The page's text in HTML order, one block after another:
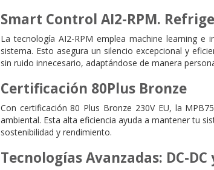
Smart Control AI2-RPM.
La tecnología AI2-RPM emplea machine learning
sistema. Esto asegura un silencio excepcional y
sin ruido innecesario, adaptándose de manera
Certificación 80Plus Bronze
Con certificación 80 Plus Bronze 230V EU, la
ambiental. Esta alta eficiencia ayuda a mantener tu
sostenibilidad y rendimiento.
Tecnologías Avanzadas: DC-DC